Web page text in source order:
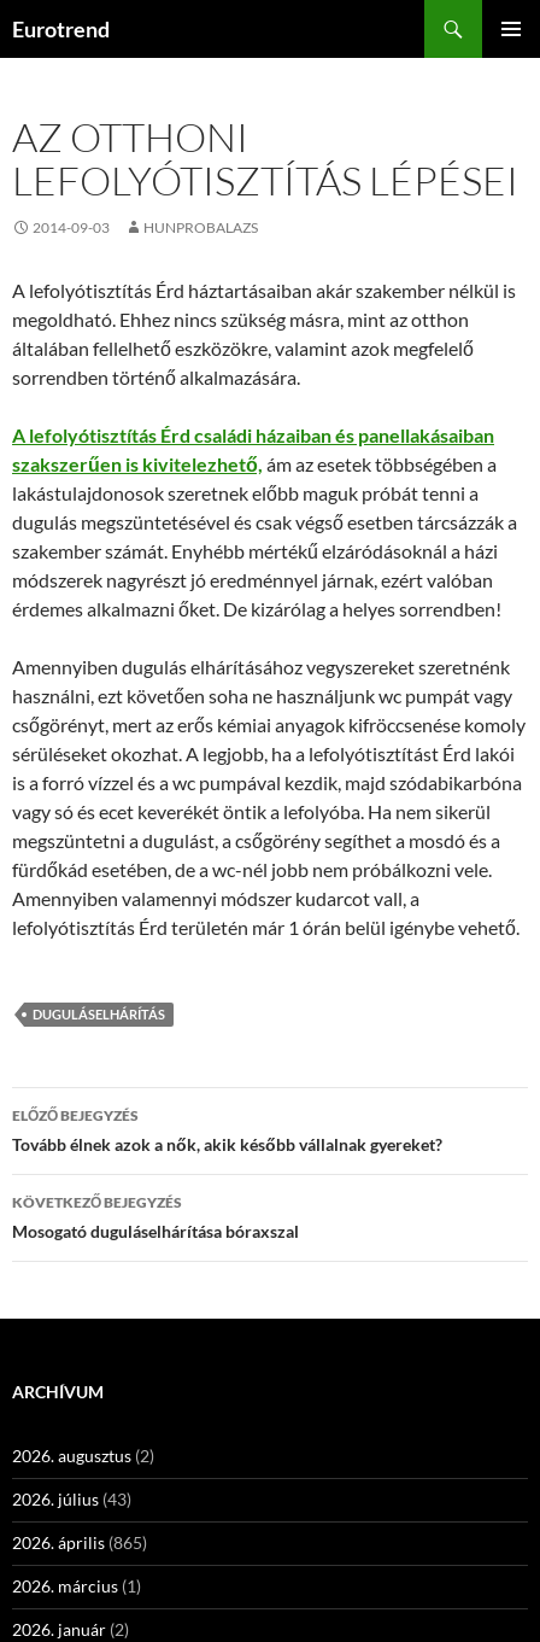
Eurotrend
AZ OTTHONI
LEFOLYÓTISZTÍTÁS LÉPÉSEI
2014-09-03 HUNPROBALAZS
A lefolyótisztítás Érd háztartásaiban akár szakember nélkül is
megoldható. Ehhez nincs szükség másra, mint az otthon
általában fellelhető eszközökre, valamint azok megfelelő
sorrendben történő alkalmazására.
A lefolyótisztítás Érd családi házaiban és panellakásaiban
szakszerűen is kivitelezhető, ám az esetek többségében a
lakástulajdonosok szeretnek előbb maguk próbát tenni a
dugulás megszüntetésével és csak végső esetben tárcsázzák a
szakember számát. Enyhébb mértékű elzáródásoknál a házi
módszerek nagyrészt jó eredménnyel járnak, ezért valóban
érdemes alkalmazni őket. De kizárólag a helyes sorrendben!
Amennyiben dugulás elhárításához vegyszereket szeretnénk
használni, ezt követően soha ne használjunk wc pumpát vagy
csőgörényt, mert az erős kémiai anyagok kifröccsenése komoly
sérüléseket okozhat. A legjobb, ha a lefolyótisztítást Érd lakói
is a forró vízzel és a wc pumpával kezdik, majd szódabikarbóna
vagy só és ecet keverékét öntik a lefolyóba. Ha nem sikerül
megszüntetni a dugulást, a csőgörény segíthet a mosdó és a
fürdőkád esetében, de a wc-nél jobb nem próbálkozni vele.
Amennyiben valamennyi módszer kudarcot vall, a
lefolyótisztítás Érd területén már 1 órán belül igénybe vehető.
DUGULÁSELHÁRÍTÁS
Bejegyzés
navigáció
ELŐZŐ BEJEGYZÉS
Tovább élnek azok a nők, akik később vállalnak gyereket?
KÖVETKEZŐ BEJEGYZÉS
Mosogató duguláselhárítása bóraxszal
ARCHÍVUM
2026. augusztus (2)
2026. július (43)
2026. április (865)
2026. március (1)
2026. január (2)